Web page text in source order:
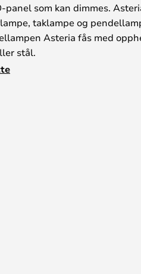
panel som kan dimmes.
taklampe og
Asteria fås med
stål.
forskjellige moderne farger -
har en driver som er
eksempel i forbindelse med
til å kontakte vår